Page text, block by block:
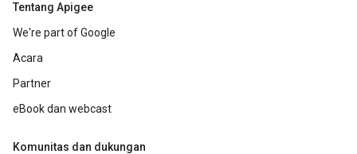
Tentang Apigee
We're part of Google
Acara
Partner
eBook dan webcast
Komunitas dan dukungan